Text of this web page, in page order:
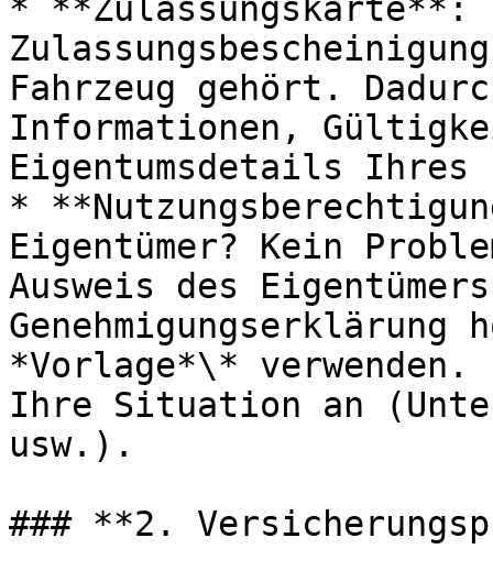
* **Zulassungskarte**:
Fahrzeug gehört.
Informationen,
Eigentumsdetails Ihres
*
Eigentümer? Kein
Ausweis des
Genehmigungserklärung
*Vorlage*\* verwenden.
Ihre Situation an
usw.).
### **2.